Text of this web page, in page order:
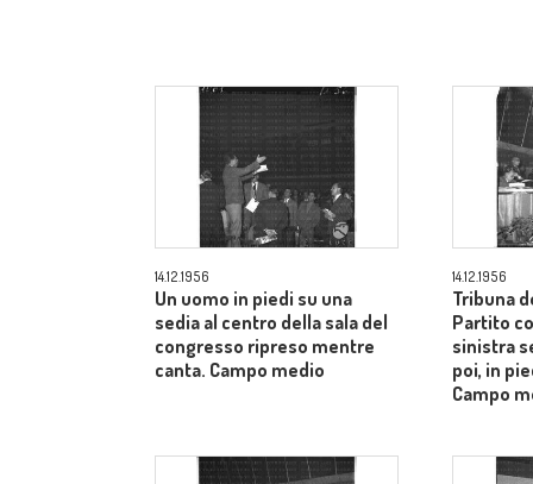
14.12.1956
Un uomo in piedi su una
sedia al centro della sala del
congresso ripreso mentre
canta. Campo medio
14.12.1956
Tribuna
Partito
sinistra
poi, in
Campo